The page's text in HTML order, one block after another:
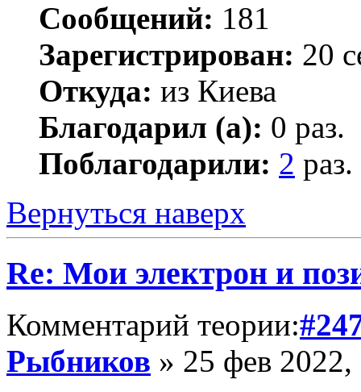
Сообщений: 181
Зарегистрирован: 20
Откуда: из Киева
Благодарил (а): 0 раз.
Поблагодарили: 2 раз.
Вернуться наверх
Re: Мои электрон и
Комментарий теории:
Рыбников » 25 фев